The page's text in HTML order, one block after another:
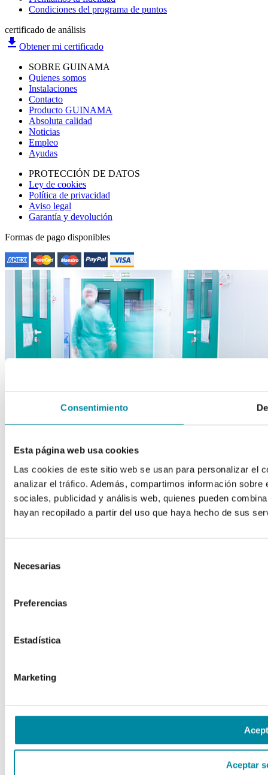
Consentimiento
Esta página web usa cookies
Las cookies de este sitio web se usan para personalizar el
analizar el tráfico. Además, compartimos información
sociales, publicidad y análisis web, quienes pueden
hayan recopilado a partir del uso que haya hecho de sus
Necesarias
Preferencias
Estadística
Marketing
Aceptar
Condiciones del programa de puntos
certificado de análisis
file_download Obtener mi certificado
SOBRE GUINAMA
Quienes somos
Instalaciones
Contacto
Producto GUINAMA
Absoluta calidad
Noticias
Empleo
Ayudas
PROTECCIÓN DE DATOS
Ley de cookies
Política de privacidad
Aviso legal
Garantía y devolución
Formas de pago disponibles
Apuntarme a la newsletter
back to top